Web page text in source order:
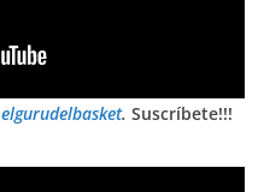
elgurudelbasket. Suscríbete!!!